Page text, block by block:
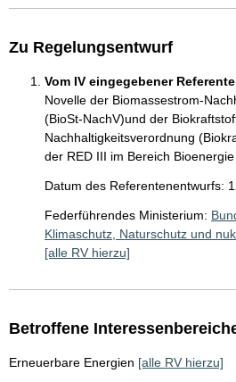
Zu Regelungsentwurf
Vom IV eingegebener
Novelle der Biomassestrom-
(BioSt-NachV)und der
Nachhaltigkeitsverordnung
der RED III im Bereich Bioenergie
Datum des Referentenentwurfs:
Federführendes Ministerium:
Klimaschutz, Naturschutz und
[alle RV hierzu]
Betroffene
Erneuerbare Energien [alle RV hierzu]